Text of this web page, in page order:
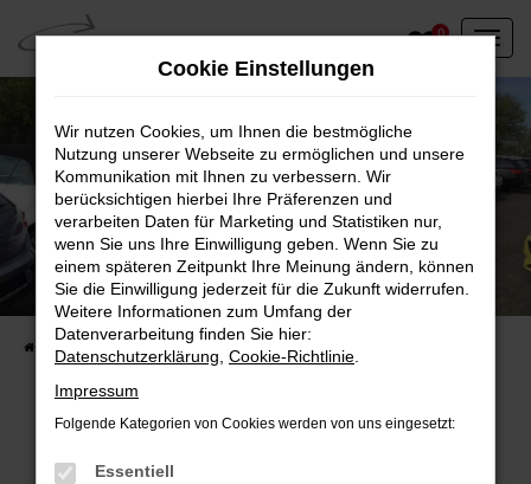
Zum
Hauptinhalt
springen
0
Unser Fahrzeugbestand vor Ort
Entdecken Sie unsere sofort verfügbaren
Fahrzeugangebote
Fehler: Network Error
Cookie Einstellungen
Wir nutzen Cookies, um Ihnen die bestmögliche
Nutzung unserer Webseite zu ermöglichen und unsere
Kommunikation mit Ihnen zu verbessern. Wir
berücksichtigen hierbei Ihre Präferenzen und
verarbeiten Daten für Marketing und Statistiken nur,
wenn Sie uns Ihre Einwilligung geben. Wenn Sie zu
einem späteren Zeitpunkt Ihre Meinung ändern, können
Sie die Einwilligung jederzeit für die Zukunft widerrufen.
Weitere Informationen zum Umfang der
Datenverarbeitung finden Sie hier:
Datenschutzerklärung Cookie-Richtlinie
Impressum
Folgende Kategorien von Cookies werden von uns eingesetzt:
Essentiell